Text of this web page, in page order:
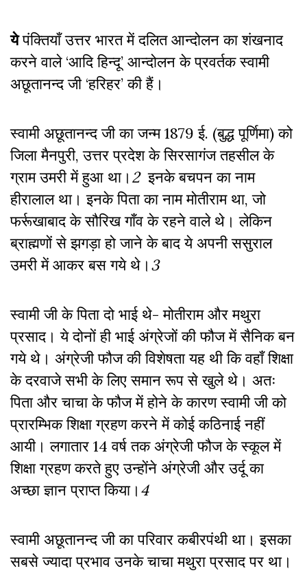
येपंक्तियाँ उत्तर भारत में दलित आन्दोलन का शंखनाद
करने वाले ‘आदि हिन्दू’ आन्दोलन के प्रवर्तक स्वामी
अछूतानन्द जी ‘हरिहर’ की हैं।
स्वामी अछूतानन्द जी का जन्म 1879 ई. (बुद्ध पूर्णिमा) को
जिला मैनपुरी, उत्तर प्रदेश के सिरसागंज तहसील के
ग्राम उमरी में हुआ था। 2इनके बचपन का नाम
हीरालाल था। इनके पिता का नाम मोतीराम था, जो
फर्रूखाबाद के सौरिख गाँव के रहने वाले थे। लेकिन
ब्राह्मणों से झगड़ा हो जाने के बाद ये अपनी ससुराल
उमरी में आकर बस गये थे। 3
स्वामी जी के पिता दो भाई थे- मोतीराम और मथुरा
प्रसाद। ये दोनों ही भाई अंग्रेजों की फौज में सैनिक बन
गये थे। अंग्रेजी फौज की विशेषता यह थी कि वहाँ शिक्षा
के दरवाजे सभी के लिए समान रूप से खुले थे। अतः
पिता और चाचा के फौज में होने के कारण स्वामी जी को
प्रारम्भिक शिक्षा ग्रहण करने में कोई कठिनाई नहीं
आयी। लगातार 14 वर्ष तक अंग्रेजी फौज के स्कूल में
शिक्षा ग्रहण करते हुए उन्होंने अंग्रेजी और उर्दू का
अच्छा ज्ञान प्राप्त किया। 4
स्वामी अछूतानन्द जी का परिवार कबीरपंथी था। इसका
सबसे ज्यादा प्रभाव उनके चाचा मथुरा प्रसाद पर था।